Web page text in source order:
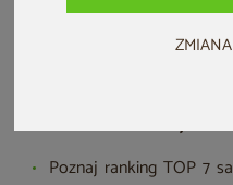
rozwiązań.
Zwróć uwagę na
dodatkowe funkcje
Poznaj ranking TOP 7